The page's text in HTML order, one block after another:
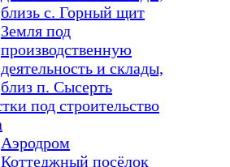
близь с. Горный щит
Земля под
производственную
деятельность и склады,
близ п. Сысерть
под строительство
Аэродром
Коттеджный посёлок